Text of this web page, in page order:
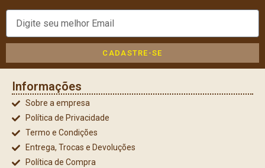
CADASTRE-SE
Informações
Sobre a empresa
Política de Privacidade
Termo e Condições
Entrega, Trocas e Devoluções
Política de Compra